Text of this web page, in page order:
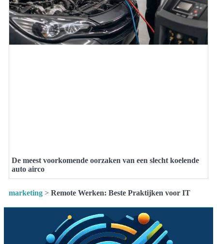
De meest voorkomende oorzaken van een slecht koelende
auto airco
marketing > Remote Werken: Beste Praktijken voor IT